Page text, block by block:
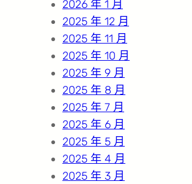
2026 年 1 月
2025 年 12 月
2025 年 11 月
2025 年 10 月
2025 年 9 月
2025 年 8 月
2025 年 7 月
2025 年 6 月
2025 年 5 月
2025 年 4 月
2025 年 3 月